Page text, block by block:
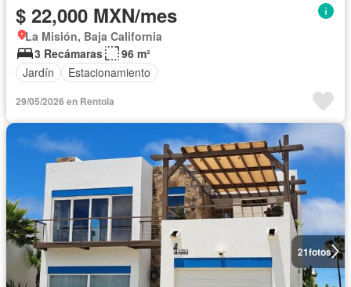
$ 22,000 MXN/mes
La Misión, Baja California
3 Recámaras
96 m²
Jardín
Estacionamiento
29/05/2026 en Rentola
21fotos